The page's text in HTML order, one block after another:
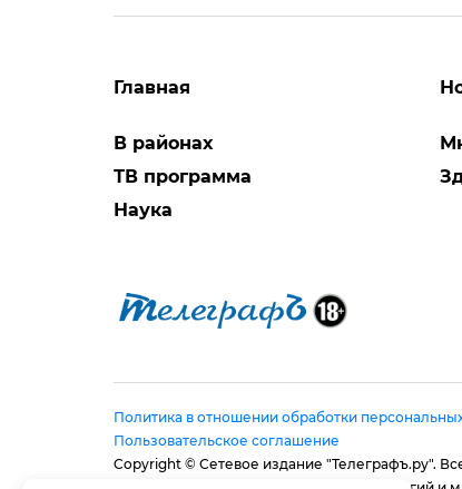
Главная
В районах
ТВ программа
Наука
Политика в отношении обработки
Пользовательское соглашение
Copyright © Сетевое издание "Телеграфъ.ру".